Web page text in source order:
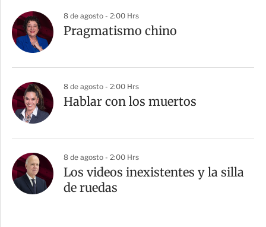
8 de agosto - 2:00 Hrs
Pragmatismo chino
8 de agosto - 2:00 Hrs
Hablar con los muertos
8 de agosto - 2:00 Hrs
Los videos inexistentes y la silla
de ruedas